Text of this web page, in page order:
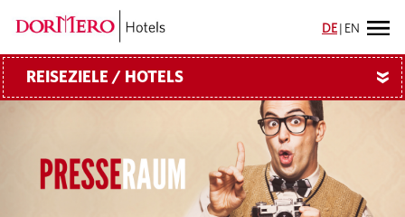
DE EN
REISEZIELE / HOTELS »